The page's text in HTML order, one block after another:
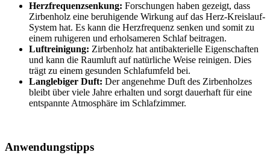
Herzfrequenzsenkung: Forschungen haben gezeigt, dass
Zirbenholz eine beruhigende Wirkung auf das Herz-Kreislauf-
System hat. Es kann die Herzfrequenz senken und somit zu
einem ruhigeren und erholsameren Schlaf beitragen.
Luftreinigung: Zirbenholz hat antibakterielle Eigenschaften
und kann die Raumluft auf natürliche Weise reinigen. Dies
trägt zu einem gesunden Schlafumfeld bei.
Langlebiger Duft: Der angenehme Duft des Zirbenholzes
bleibt über viele Jahre erhalten und sorgt dauerhaft für eine
entspannte Atmosphäre im Schlafzimmer.
Anwendungstipps